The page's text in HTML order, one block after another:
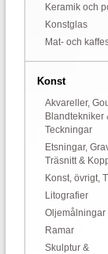
Keramik och
Konstglas
Mat- och
Konst
Akvareller,
Blandtekniker
Teckningar
Etsningar,
Träsnitt &
Konst, övrigt,
Litografier
Oljemålningar
Ramar
Skulptur &